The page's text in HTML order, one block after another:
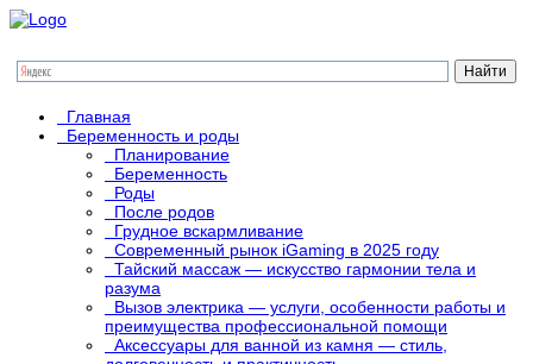
Главная
Беременность и роды
Планирование
Беременность
Роды
После родов
Грудное вскармливание
Современный рынок iGaming в 2025 году
Тайский массаж — искусство гармонии тела и
разума
Вызов электрика — услуги, особенности работы и
преимущества профессиональной помощи
Аксессуары для ванной из камня — стиль,